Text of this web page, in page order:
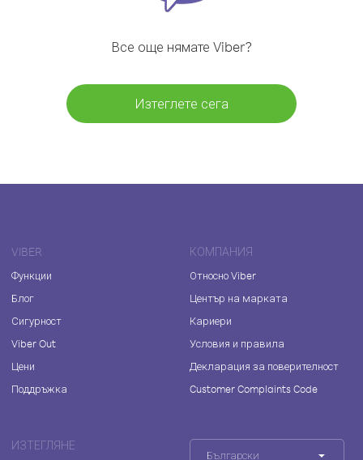
Все още нямате Viber?
Изтеглете сега
VIBER
Функции
Блог
Сигурност
Viber Out
Цени
Поддръжка
КОМПАНИЯ
Относно Viber
Център на марката
Кариери
Условия и правила
Декларация за поверителност
Customer Complaints Code
ИЗТЕГЛЯНЕ
Български